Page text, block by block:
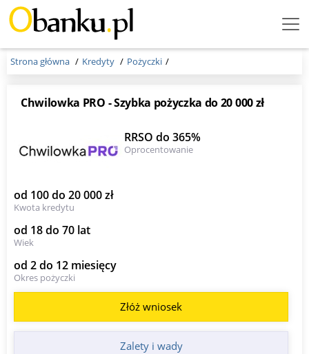
Menu
Strona główna Kredyty Pożyczki
Chwilowka PRO - Szybka pożyczka do 20 000 zł
RRSO do 365%
Oprocentowanie
od 100 do 20 000 zł
Kwota kredytu
od 18 do 70 lat
Wiek
od 2 do 12 miesięcy
Okres pożyczki
Złóż wniosek
Zalety i wady